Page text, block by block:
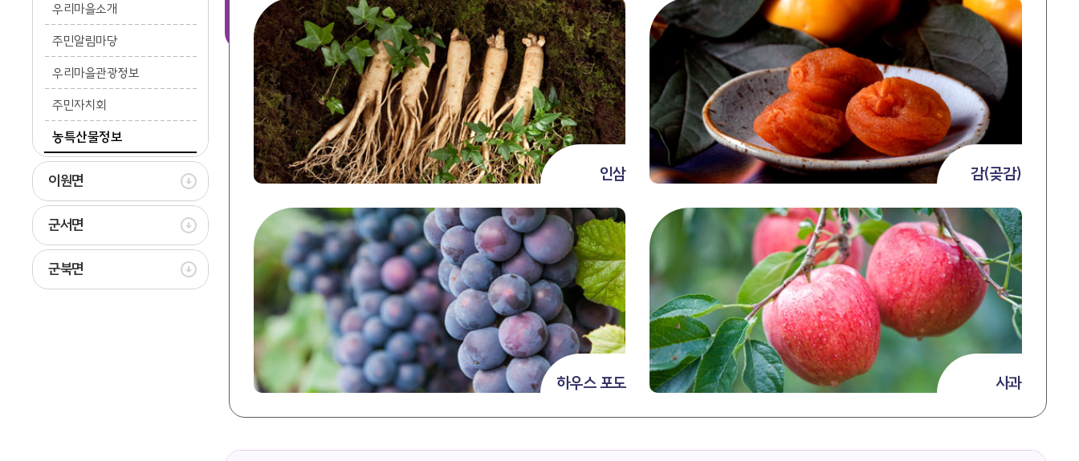
우리마을소개
주민알림마당
우리마을관광정보
주민자치회
농특산물정보
이원면
군서면
군북면
인삼 감(곶감)
하우스 포도 사과